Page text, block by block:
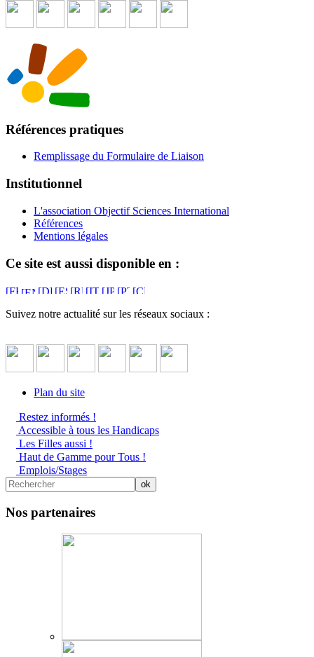
Références pratiques
Remplissage du Formulaire de Liaison
Institutionnel
L'association Objectif Sciences International
Références
Mentions légales
Ce site est aussi disponible en :
Suivez notre actualité sur les réseaux sociaux :
Plan du site
Restez informés !
Accessible à tous les Handicaps
Les Filles aussi !
Haut de Gamme pour Tous !
Emplois/Stages
Nos partenaires